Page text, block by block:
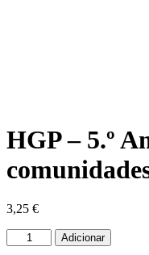
HGP – 5.º
3,25 €
Adicionar